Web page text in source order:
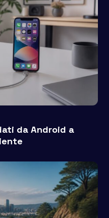
da Android a